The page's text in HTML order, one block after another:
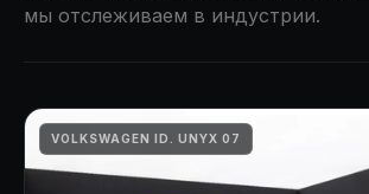
мы отслеживаем в индустрии.
VOLKSWAGEN ID. UNYX 07